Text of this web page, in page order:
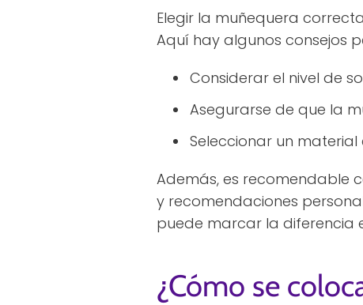
Elegir la muñequera
Aquí hay algunos consejos
Considerar el nivel de
Asegurarse de que la
Seleccionar un
Además, es recomendable
y recomendaciones
puede marcar la diferencia
¿Cómo se